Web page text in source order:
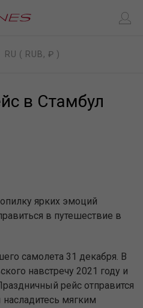
RU ( RUB, ₽ )
в Стамбул
ярких эмоций
в путешествие в
самолета 31 декабря. В
навстречу 2021 году и
рейс отправится
мягким